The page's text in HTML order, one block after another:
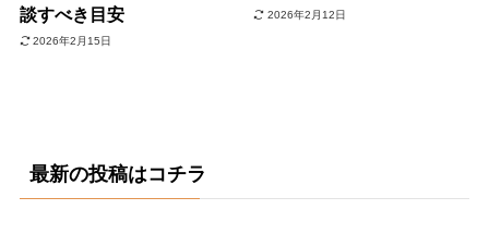
談すべき目安
2026年2月15日
2026年2月12日
最新の投稿はコチラ